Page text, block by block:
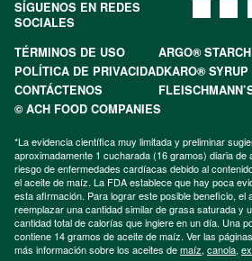
SÍGUENOS EN REDES
SOCIALES
TÉRMINOS DE USO
ARGO® STARCH
POLÍTICA DE PRIVACIDADKARO® SYRUP
CONTÁCTENOS
© ACH FOOD COMPANIES
*La evidencia científica muy limitada y preliminar
aproximadamente 1 cucharada (16 gramos) diaria de
riesgo de enfermedades cardíacas debido al
el aceite de maíz. La FDA establece que hay poca
esta afirmación. Para lograr este posible beneficio, el
reemplazar una cantidad similar de grasa saturada y
cantidad total de calorías que ingiere en un día. Una
contiene 14 gramos de aceite de maíz. Ver las
más información sobre los aceites demaíz, canola,